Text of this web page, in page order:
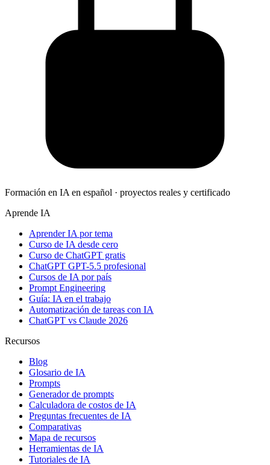
Formación en IA en español · proyectos reales y certificado
Aprende IA
Aprender IA por tema
Curso de IA desde cero
Curso de ChatGPT gratis
ChatGPT GPT-5.5 profesional
Cursos de IA por país
Prompt Engineering
Guía: IA en el trabajo
Automatización de tareas con IA
ChatGPT vs Claude 2026
Recursos
Blog
Glosario de IA
Prompts
Generador de prompts
Calculadora de costos de IA
Preguntas frecuentes de IA
Comparativas
Mapa de recursos
Herramientas de IA
Tutoriales de IA